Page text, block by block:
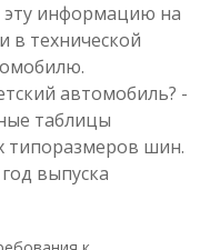
информацию на
в технической
автомобиль? -
таблицы
типоразмеров шин.
выпуска